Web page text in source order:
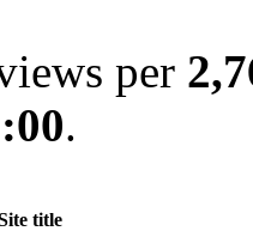
per
.
title